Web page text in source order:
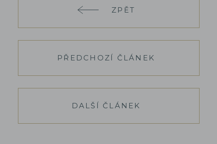
ZPĚT
PŘEDCHOZÍ ČLÁNEK
DALŠÍ ČLÁNEK